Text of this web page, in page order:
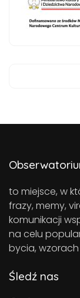
to miejsce, w
frazy, memy,
komunikacji
na celu
bycia,
Śledź nas